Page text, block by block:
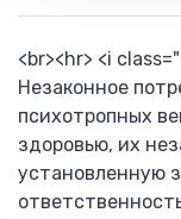
<br><hr> <i
Незаконное
психотропных
здоровью, их
установленную